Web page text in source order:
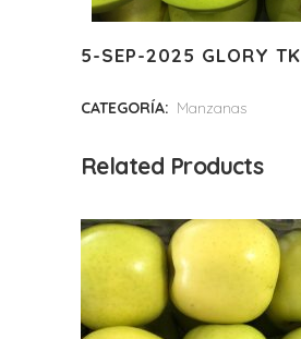
5-SEP-2025 GLORY TK
CATEGORÍA: Manzanas
Related Products